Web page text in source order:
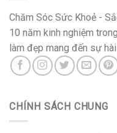
Chăm Sóc Sức Khoẻ -
10 năm kinh nghiệm
làm đẹp mang đến sự
CHÍNH SÁCH CHUNG